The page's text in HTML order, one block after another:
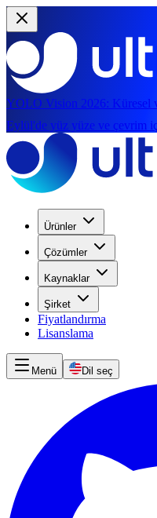
YOLO Vision 2026: Küresel
Eylül'de yüz yüze ve çevrim
Ürünler
Çözümler
Kaynaklar
Şirket
Fiyatlandırma
Lisanslama
Menü Dil seç